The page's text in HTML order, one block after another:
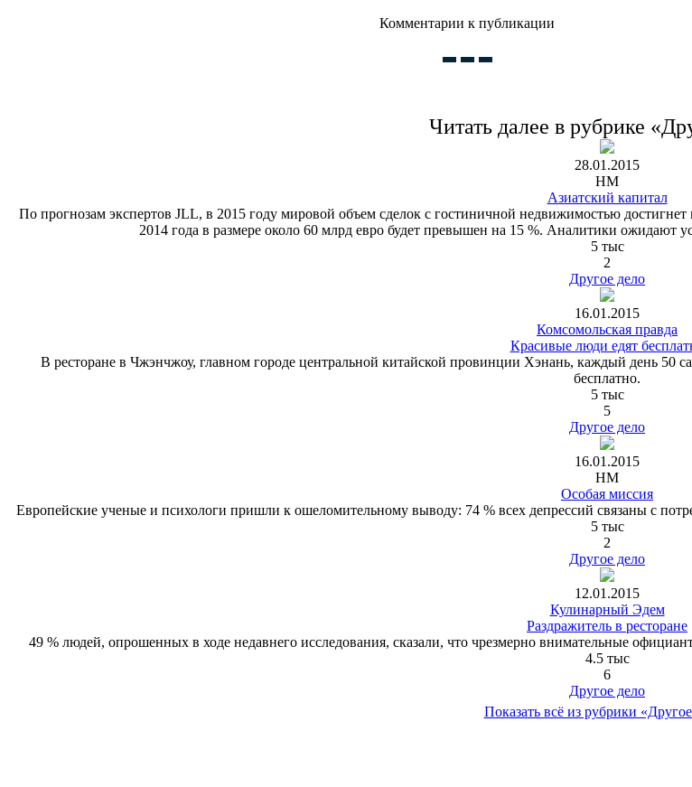
Комментарии к публикации
Читать далее в рубрике
28.01.2015
HM
Азиатский капитал
По прогнозам экспертов JLL, в 2015 году мировой объем сделок с гостиничной недвижимостью
2014 года в размере около 60 млрд евро будет превышен на 15 %. Аналитики ожидают
5 тыс
2
Другое дело
16.01.2015
Комсомольская правда
Красивые люди едят
В ресторане в Чжэнчжоу, главном городе центральной китайской провинции Хэнань, каждый день 50
бесплатно.
5 тыс
5
Другое дело
16.01.2015
HM
Особая миссия
Европейские ученые и психологи пришли к ошеломительному выводу: 74 % всех депрессий связаны с
5 тыс
2
Другое дело
12.01.2015
Кулинарный Эдем
Раздражитель в ресторане
49 % людей, опрошенных в ходе недавнего исследования, сказали, что чрезмерно внимательные
4.5 тыс
6
Другое дело
Показать всё из рубрики